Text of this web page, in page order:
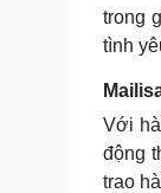
trong
tình
Với
động
trao